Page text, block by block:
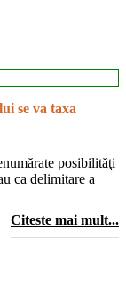
se va taxa
posibilităţi
ca delimitare a
Citeste mai mult...